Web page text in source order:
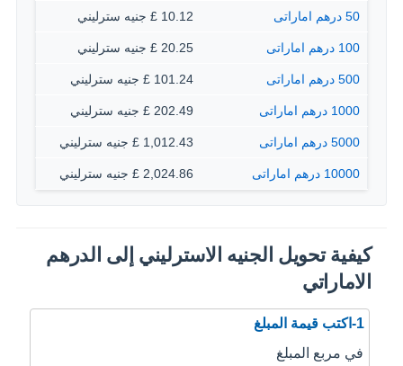
50 درهم اماراتى 10.12 £ جنيه سترليني
100 درهم اماراتى 20.25 £ جنيه سترليني
500 درهم اماراتى 101.24 £ جنيه سترليني
1000 درهم اماراتى 202.49 £ جنيه سترليني
5000 درهم اماراتى 1,012.43 £ جنيه سترليني
10000 درهم اماراتى 2,024.86 £ جنيه سترليني
كيفية تحويل الجنيه الاسترليني إلى الدرهم
الاماراتي
1-اكتب قيمة المبلغ
في مربع المبلغ